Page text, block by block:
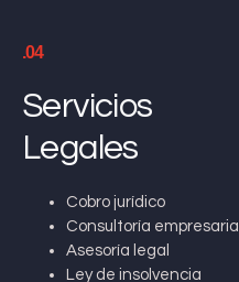
.04
Servicios
Legales
Cobro jurídico
Consultoría empresarial
Asesoría legal
Ley de insolvencia